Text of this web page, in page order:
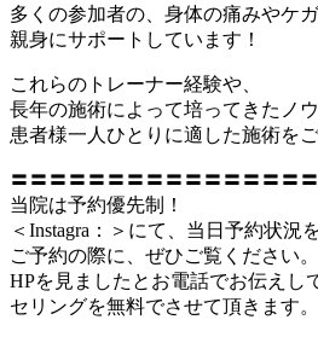
多くの参加者の、身体の痛みやケ
親身にサポートしています！
これらのトレーナー経験や、
長年の施術によって培ってきたノ
患者様一人ひとりに適した施術をご
〓〓〓〓〓〓〓〓〓〓〓〓〓〓〓
当院は予約優先制！
＜Instagra：＞にて、当日予約状況
ご予約の際に、ぜひご覧ください。
HPを見ましたとお電話でお伝えし
セリングを無料でさせて頂きます。